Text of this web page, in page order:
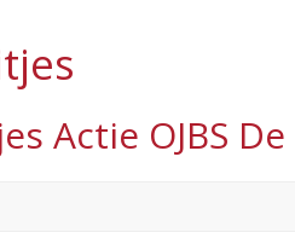
Actie OJBS